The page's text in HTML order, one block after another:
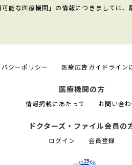
能な医療機関」の情報につきましては、
シーポリシー 医療広告ガイドライン
医療機関の方
情報掲載にあたって お問い合
ドクターズ・ファイル会員の
ログイン 会員登録